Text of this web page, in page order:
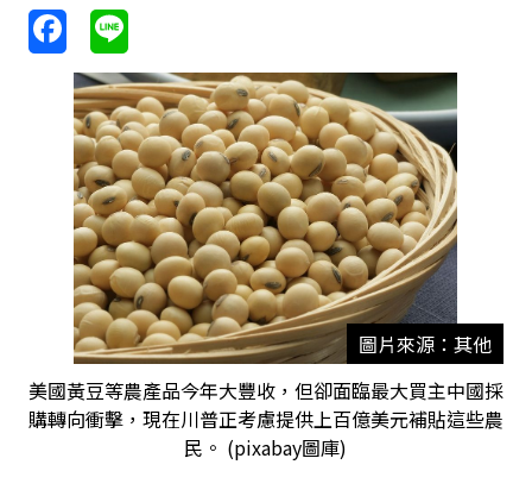
圖片來源：其他
美國黃豆等農產品今年大豐收，但卻面臨最大買主中國採
購轉向衝擊，現在川普正考慮提供上百億美元補貼這些農
民。 (pixabay圖庫)